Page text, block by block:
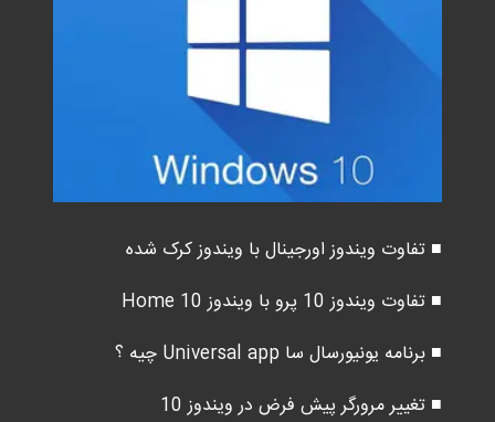
■ تفاوت ویندوز اورجینال با ویندوز کرک شده
■ تفاوت ویندوز 10 پرو با ویندوز 10 Home
■ برنامه یونیورسال سا Universal app چیه ؟
■ تغییر مرورگر پیش فرض در ویندوز 10